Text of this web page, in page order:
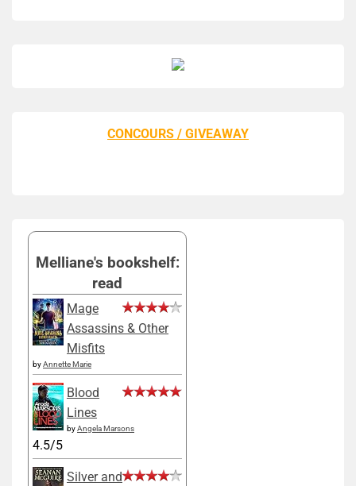
CONCOURS / GIVEAWAY
Melliane's bookshelf:
read
Mage
Assassins & Other
Misfits
byAnnette Marie
Blood
Lines
byAngela Marsons
4.5/5
Silver and